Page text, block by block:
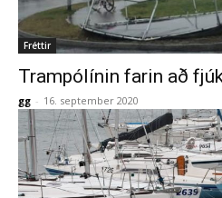
Fréttir
Trampólínin farin að
gg - 16. september 2020